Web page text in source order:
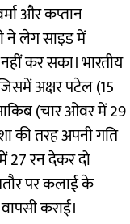
और कप्तान
ने लेग साइड में
कर सका। भारतीय
अक्षर पटेल (15
(चार ओवर में 29
की तरह अपनी गति
27 रन देकर दो
पर कलाई के
कराई।